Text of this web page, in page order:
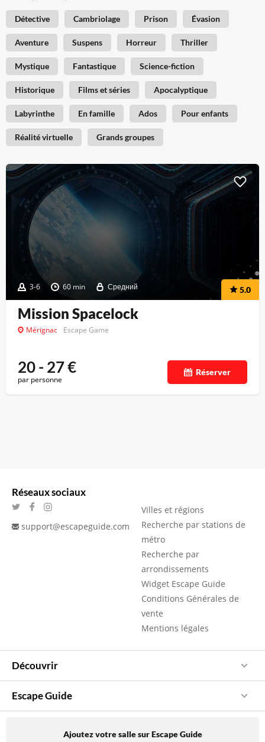
Détective Cambriolage Prison Évasion
Aventure Suspens Horreur Thriller
Mystique Fantastique Science-fiction
Historique Films et séries Apocalyptique
Labyrinthe En famille Ados Pour enfants
Réalité virtuelle Grands groupes
3-6 60 min Средний 5.0
Mission Spacelock
Mérignac Escape Game
20 - 27€
par personne
Réserver
Réseaux sociaux
support@escapeguide.com
Villes et régions
Recherche par stations de
métro
Recherche par
arrondissements
Widget Escape Guide
Conditions Générales de
vente
Mentions légales
Découvrir
Escape Guide
Ajoutez votre salle sur Escape Guide